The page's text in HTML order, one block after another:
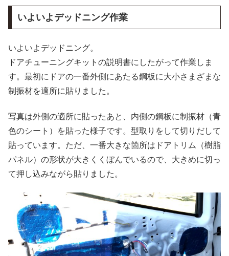
いよいよデッドニング作業
いよいよデッドニング。
ドアチューニングキットの説明書にしたがって作業しま
す。最初にドアの一番外側にあたる鋼板に大小さまざまな
制振材を適所に貼りました。
写真は外側の適所に貼ったあと、内側の鋼板に制振材（青
色のシート）を貼った様子です。型取りをして切りだして
貼っています。ただ、一番大きな箇所はドアトリム（樹脂
パネル）の形状が大きくくぼんでいるので、大きめに切っ
て押し込みながら貼りました。